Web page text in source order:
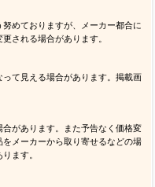
めておりますが、メーカー都合に
される場合があります。
て見える場合があります。掲載画
があります。また予告なく価格変
メーカーから取り寄せるなどの場
ます。